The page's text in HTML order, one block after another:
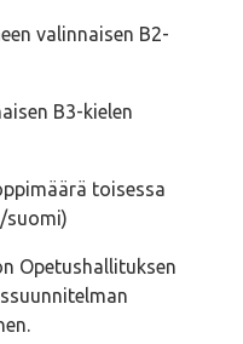
valinnaisen B2-
B3-kielen
toisessa
suomi)
Opetushallituksen